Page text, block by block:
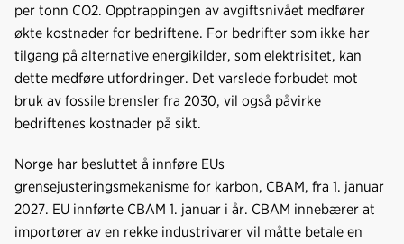
per tonn CO2. Opptrappingen av avgiftsnivået medfører
økte kostnader for bedriftene. For bedrifter som ikke har
tilgang på alternative energikilder, som elektrisitet, kan
dette medføre utfordringer. Det varslede forbudet mot
bruk av fossile brensler fra 2030, vil også påvirke
bedriftenes kostnader på sikt.
Norge har besluttet å innføre EUs
grensejusteringsmekanisme for karbon, CBAM, fra 1. januar
2027. EU innførte CBAM 1. januar i år. CBAM innebærer at
importører av en rekke industrivarer vil måtte betale en